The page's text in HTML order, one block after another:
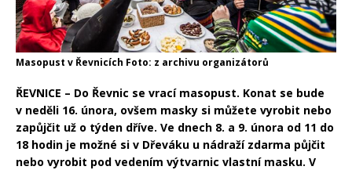
Masopust v Řevnicích Foto: z archivu organizátorů
ŘEVNICE – Do Řevnic se vrací masopust. Konat se bude
v neděli 16. února, ovšem masky si můžete vyrobit nebo
zapůjčit už o týden dříve. Ve dnech 8. a 9. února od 11 do
18 hodin je možné si v Dřeváku u nádraží zdarma půjčit
nebo vyrobit pod vedením výtvarnic vlastní masku. V